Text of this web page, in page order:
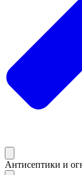
Антисептики и